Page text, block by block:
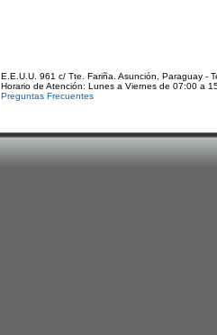
E.E.U.U. 961 c/ Tte. Fariña. Asunción, Paraguay -
Horario de Atención: Lunes a Viernes de 07:00 a
Preguntas Frecuentes